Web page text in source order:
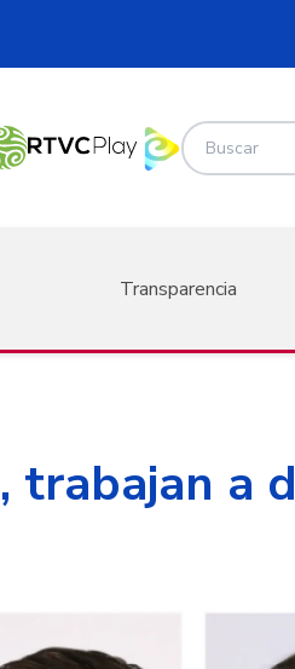
Transparencia
trabajan a